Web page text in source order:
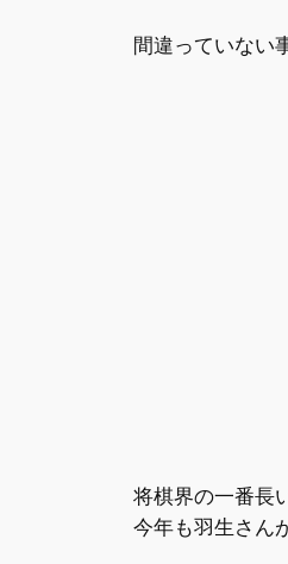
間違っていない
将棋界の一番長
今年も羽生さん